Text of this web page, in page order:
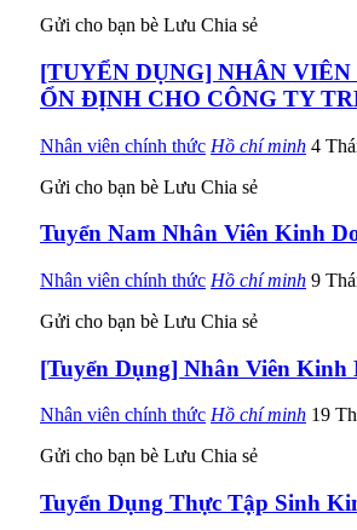
Gửi cho bạn bè Lưu Chia sẻ
[TUYỂN DỤNG] NHÂN
ỔN ĐỊNH CHO CÔNG TY
Nhân viên chính thức Hồ chí minh 4
Gửi cho bạn bè Lưu Chia sẻ
Tuyển Nam Nhân Viên Kinh
Nhân viên chính thức Hồ chí minh 9
Gửi cho bạn bè Lưu Chia sẻ
[Tuyển Dụng] Nhân Viên Kinh
Nhân viên chính thức Hồ chí minh 19
Gửi cho bạn bè Lưu Chia sẻ
Tuyển Dụng Thực Tập Sinh